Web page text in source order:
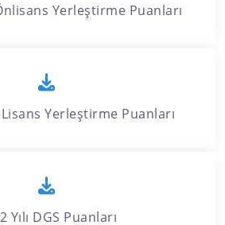
Yerleştirme Puanları
Lisans Yerleştirme Puanları
Yılı DGS Puanları